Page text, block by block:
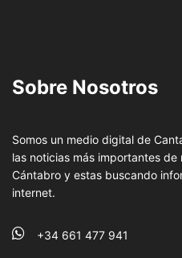
Sobre Nosotros
Somos un medio digital de
las noticias más importantes de
Cántabro y estas buscando
internet.
+34 661 477 941